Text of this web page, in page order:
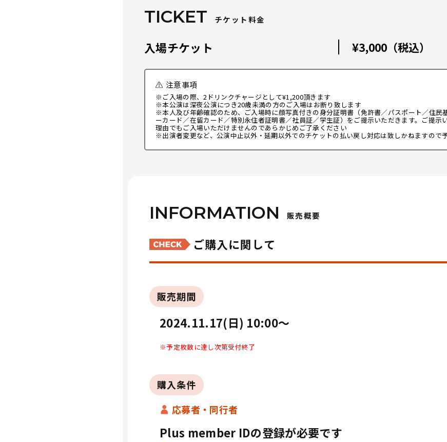
TICKET チケット料金
入場チケット ¥3,000（税込）
注意事項
※ご入場の際、2ドリンクチャージとして¥1,200頂きます
※本公演は深夜公演につき20歳未満の方のご入場はお断り致します
※本人及び年齢確認のため、ご入場時に顔写真付きの身分証明書（免許書／パスポート／住民
ーカード／在留カード／特別永住者証明書／社員証／学生証）をご提示いただきます。ご提示
理由でもご入場いただけませんのであらかじめご了承ください
※出演者変更など、公演中止以外・延期以外でのチケットの払い戻し対応は致しかねますので
INFORMATION 販売概要
ご購入に関して
販売期間
2024.11.17(日) 10:00〜
※予定枚数に達し次第受付終了
購入条件
応募者・同行者
Plus member IDの登録が必要です